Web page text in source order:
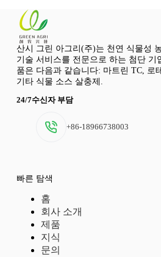
산시 그린 아그리(주)는 천연 식물성
기술 서비스를 전문으로 하는 첨단 기
품은 다음과 같습니다: 마트린 TC, 로
기타 식물 소스 살충제.
24/7수신자 부담
+86-18966738003
빠른 탐색
홈
회사 소개
제품
지식
문의